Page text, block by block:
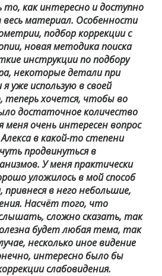
то, как интересно и доступно
весь материал. Особенности
подбор коррекции с
новая методика поиска
инструкции по подбору
некоторые детали при
уже использую в своей
теперь хочется, чтобы во
достаточное количество
очень интересен вопрос
Алекса в какой-то степени
продвинуться в
У меня практически
уложилось в мой способ
привнеся в него небольшие,
Насчёт того, что
сложно сказать, так
будет любая тема, так
несколько иное видение
интересно было бы
слабовидения.